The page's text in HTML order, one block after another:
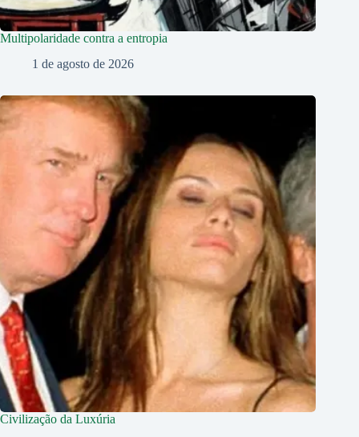
Multipolaridade contra a entropia
1 de agosto de 2026
Civilização da Luxúria